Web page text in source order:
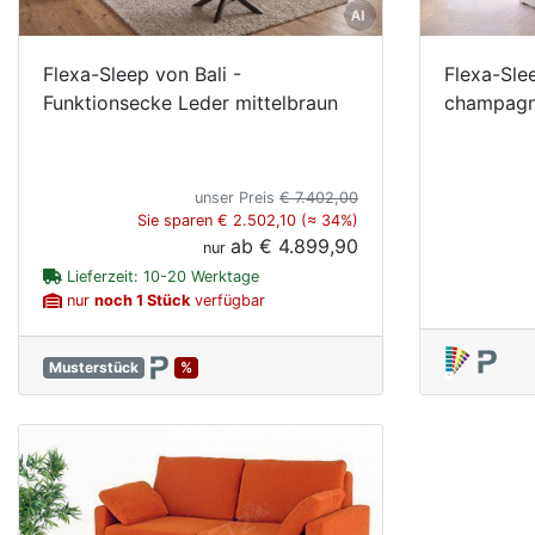
Flexa-Sleep von Bali -
Funktionsecke Leder mittelbraun
unser Preis € 7.402,00
Sie sparen € 2.502,10 (≈ 34%)
nur ab € 4.899,90
Lieferzeit: 10-20 Werktage
nur noch 1 Stück verfügbar
Musterstück %
Flexa-